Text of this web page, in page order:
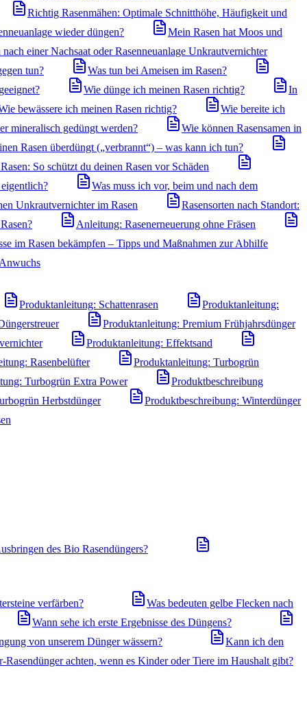
Richtig Rasenmähen: Optimale Schnitthöhe, Häufigkeit und
wieder düngen?
Mein Rasen hat Moos und
einer Nachsaat oder Rasenneuanlage Unkrautvernichter
tun?
Was tun bei Ameisen im Rasen?
Wie dünge ich meinen Rasen richtig?
In
bewässere ich meinen Rasen richtig?
Wie bereite ich
mineralisch gedüngt werden?
Wie können Rasensamen in
Rasen überdüngt („verbrannt“) – was kann ich tun?
So schützt du deinen Rasen vor Schäden
Was muss ich vor, beim und nach dem
Unkrautvernichter im Rasen
Rasensorten nach Standort:
Anleitung: Rasenerneuerung ohne Fräsen
im Rasen bekämpfen – Tipps und Maßnahmen zur Abhilfe
Produktanleitung: Schattenrasen
Produktanleitung:
Produktanleitung: Premium Frühjahrsdünger
Produktanleitung: Effektsand
Rasenbelüfter
Produktanleitung: Turbogrün
Turbogrün Extra Power
Produktbeschreibung
Herbstdünger
Produktbeschreibung: Winterdünger
des Bio Rasendüngers?
verfärben?
Was bedeuten gelbe Flecken nach
Wann sehe ich erste Ergebnisse des Düngens?
von unserem Dünger wässern?
Kann ich den
achten, wenn es Kinder oder Tiere im Haushalt gibt?